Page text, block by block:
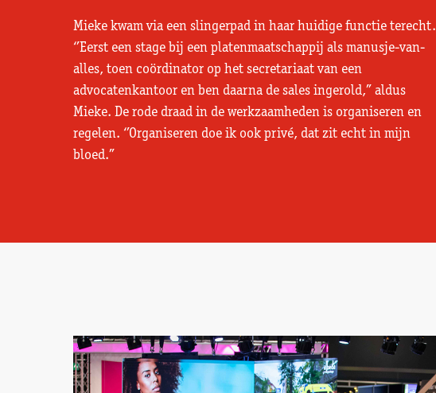
Mieke kwam via een slingerpad in haar huidige functie terecht.
‘’Eerst een stage bij een platenmaatschappij als manusje-van-
alles, toen coördinator op het secretariaat van een
advocatenkantoor en ben daarna de sales ingerold,’’ aldus
Mieke. De rode draad in de werkzaamheden is organiseren en
regelen. ‘’Organiseren doe ik ook privé, dat zit echt in mijn
bloed.’’